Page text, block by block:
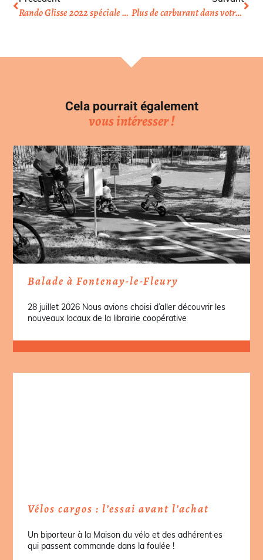
Rando Glisse 2022 spéciale Halloween ! Plus de carburant dans votre auto, plus de bus pour aller au boulot ? 10 conseils pour vous mettre au vélo
Cela pourrait également
vous intéresser !
Balade à Fontenay-le-Fleury
28 juillet 2026 Nous avions choisi d’aller découvrir les
nouveaux locaux de la librairie coopérative
Vélos cargos : l’essai avant l’achat
Un biporteur à la Maison du vélo et des adhérent·es
qui passent commande dans la foulée !